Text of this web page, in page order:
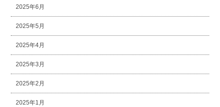
2025年6月
2025年5月
2025年4月
2025年3月
2025年2月
2025年1月